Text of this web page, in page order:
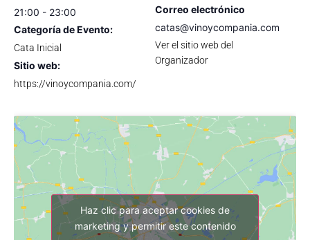
21:00 - 23:00
Categoría de Evento:
Cata Inicial
Sitio web:
https://vinoycompania.com/
Correo electrónico
catas@vinoycompania.com
Ver el sitio web del
Organizador
Haz clic para aceptar cookies de
marketing y permitir este contenido